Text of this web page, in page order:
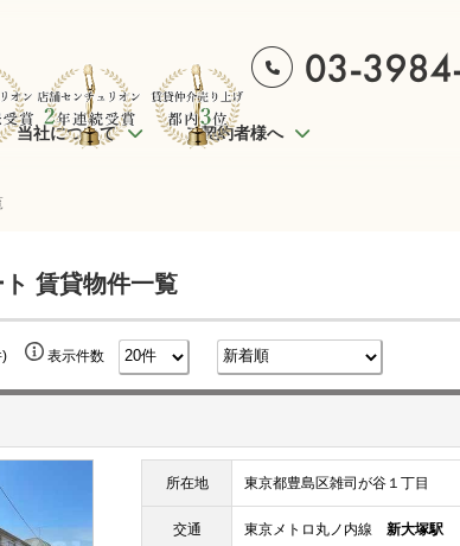
当社について ご契約者様へ
賃貸物件一覧
) 表示件数
所在地 東京都豊島区雑司が谷１丁目
交通 東京メトロ丸ノ内線 新大塚駅